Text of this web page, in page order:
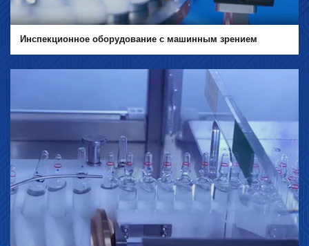
Инспекционное оборудование с машинным зрением